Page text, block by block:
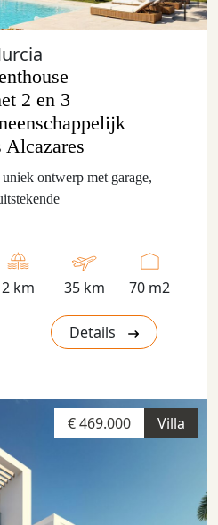
2 en 3
ontwerp met garage,
2 km 35 km 70 m2
Details
Villa
€ 469.000